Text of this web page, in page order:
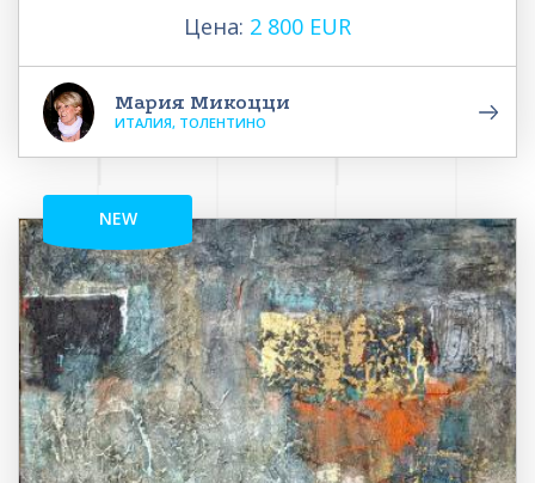
Цена: 2 800 EUR
Мария Микоцци
ИТАЛИЯ, ТОЛЕНТИНО
NEW